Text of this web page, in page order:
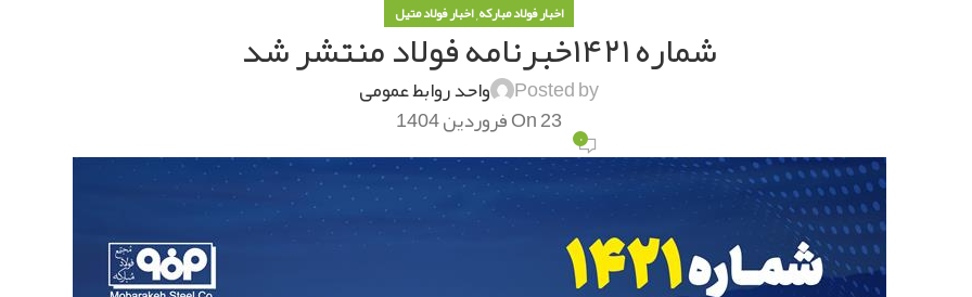
اخبار فولاد مبارکه,اخبار فولاد متیل
شماره ۱۴۲۱خبرنامه فولاد منتشر شد
Posted by واحد روابط عمومی
On 23 فروردین 1404 ۰